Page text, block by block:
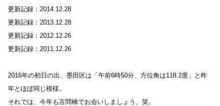
更新記録：2014.12.28
更新記録：2013.12.28
更新記録：2012.12.26
更新記録：2011.12.26
2016年の初日の出、墨田区は「午前6時50分、方位角は118.2度」と昨
年とほぼ同じ模様。
それでは、今年も言問橋でお会いしましょう。笑。